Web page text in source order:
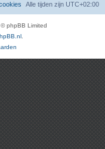
Alle tijden zijn UTC+02:00
phpBB Limited